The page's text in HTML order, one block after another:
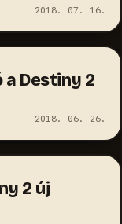
2018. 07. 16.
Destiny 2
2018. 06. 26.
2 új